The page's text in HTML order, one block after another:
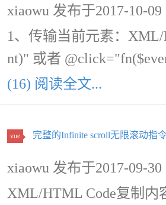
xiaowu 发布于2017-10-
1、传输当前元素：
nt)" 或者
(16) 阅读全文...
vue 完整的Infinite scroll无限滚动指
xiaowu 发布于2017-09-
XML/HTML Code复制内